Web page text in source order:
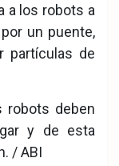
a los robots a
un puente,
partículas de
robots deben
y de esta
/ ABI